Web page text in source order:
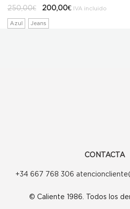
250,00€
El
original
era:
200,00€ElIVA incluido
Azul Jeans
CONTACTA
+34 667 768 306
© Caliente 1986. Todos los